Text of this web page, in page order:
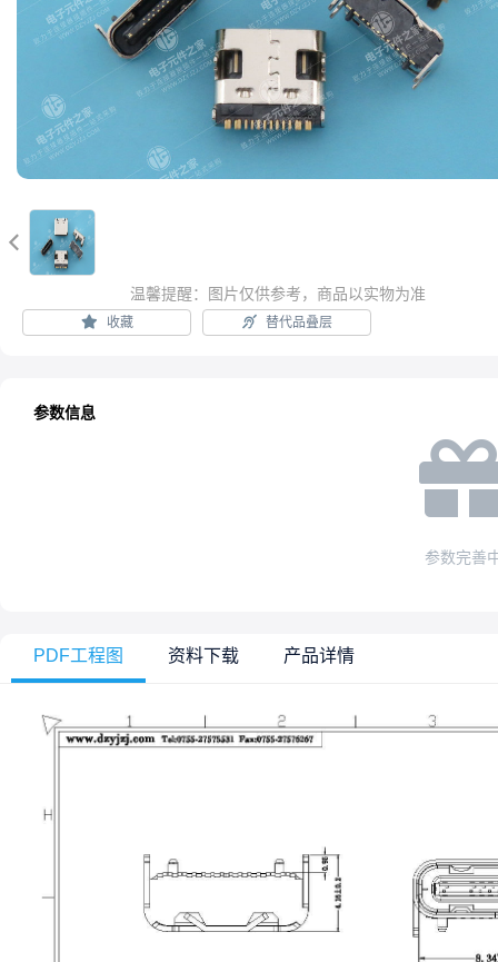

温馨提醒：图片仅供参考，商品以实物为准
收藏 替代品叠层
参数信息
参数完善
PDF工程图 资料下载 产品详情